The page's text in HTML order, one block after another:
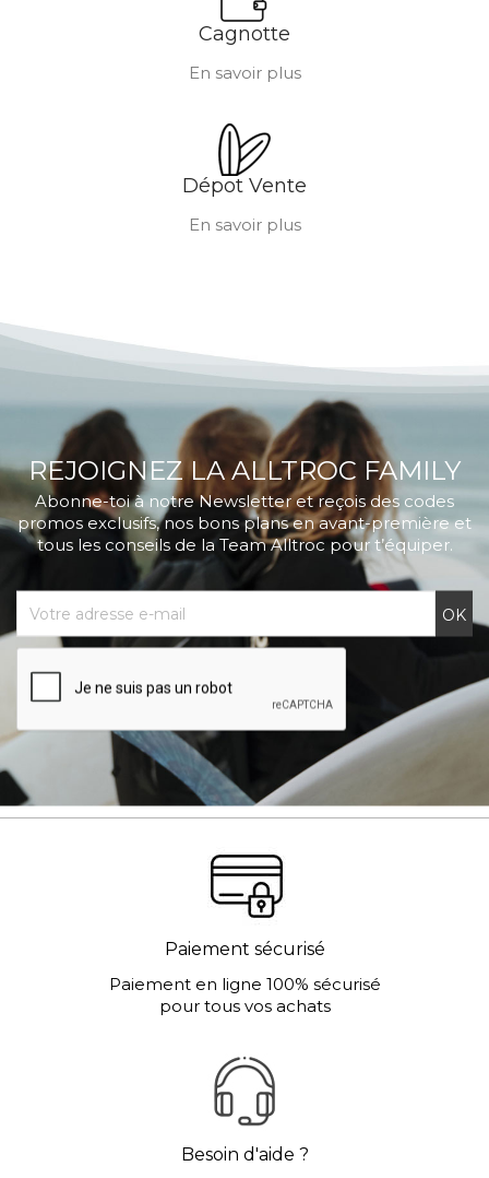
Cagnotte
En savoir plus
Dépot Vente
En savoir plus
REJOIGNEZ LA ALLTROC FAMILY
Abonne-toi à notre Newsletter et reçois des codes
promos exclusifs, nos bons plans en avant-première et
tous les conseils de la Team Alltroc pour t’équiper.
Paiement sécurisé
Paiement en ligne 100% sécurisé
pour tous vos achats
Besoin d'aide ?